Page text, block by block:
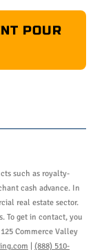
POUR
such as royalty-
cash advance. In
real estate sector.
To get in contact, you
Commerce Valley
(888) 510-